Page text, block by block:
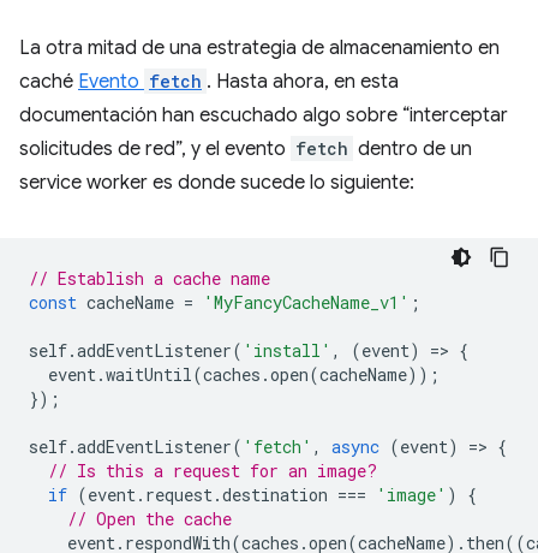
La otra mitad de una estrategia de almacenamiento en
caché Evento fetch . Hasta ahora, en esta
documentación han escuchado algo sobre “interceptar
solicitudes de red”, y el evento fetch dentro de un
service worker es donde sucede lo siguiente:
// Establish a cache name
const cacheName = 'MyFancyCacheName_v1' ;
self.addEventListener( 'install' , (event) => {
event.waitUntil(caches .open(cacheName));
});
self.addEventListener( 'fetch' , async (event) => {
// Is this a request for an image?
if (event. request.destination === 'image' )
{
// Open the cache
event. respondWith(caches .open(cacheName). then((